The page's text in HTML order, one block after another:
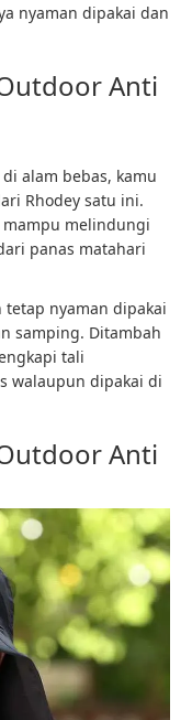
nyaman dipakai dan
Anti
alam bebas, kamu
Rhodey satu ini.
mampu melindungi
panas matahari
nyaman dipakai
samping. Ditambah
tali
walaupun dipakai di
Anti